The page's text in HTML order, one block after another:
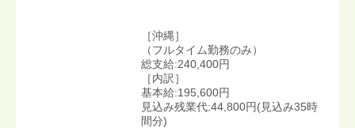
［沖縄］
（フルタイム勤務のみ）
総支給:240,400円
［内訳］
基本給:195,600円
見込み残業代:44,800円(見込み35時
間分)